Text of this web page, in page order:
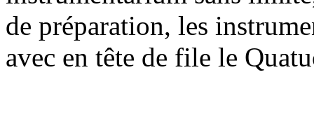
de préparation, les
avec en tête de file le